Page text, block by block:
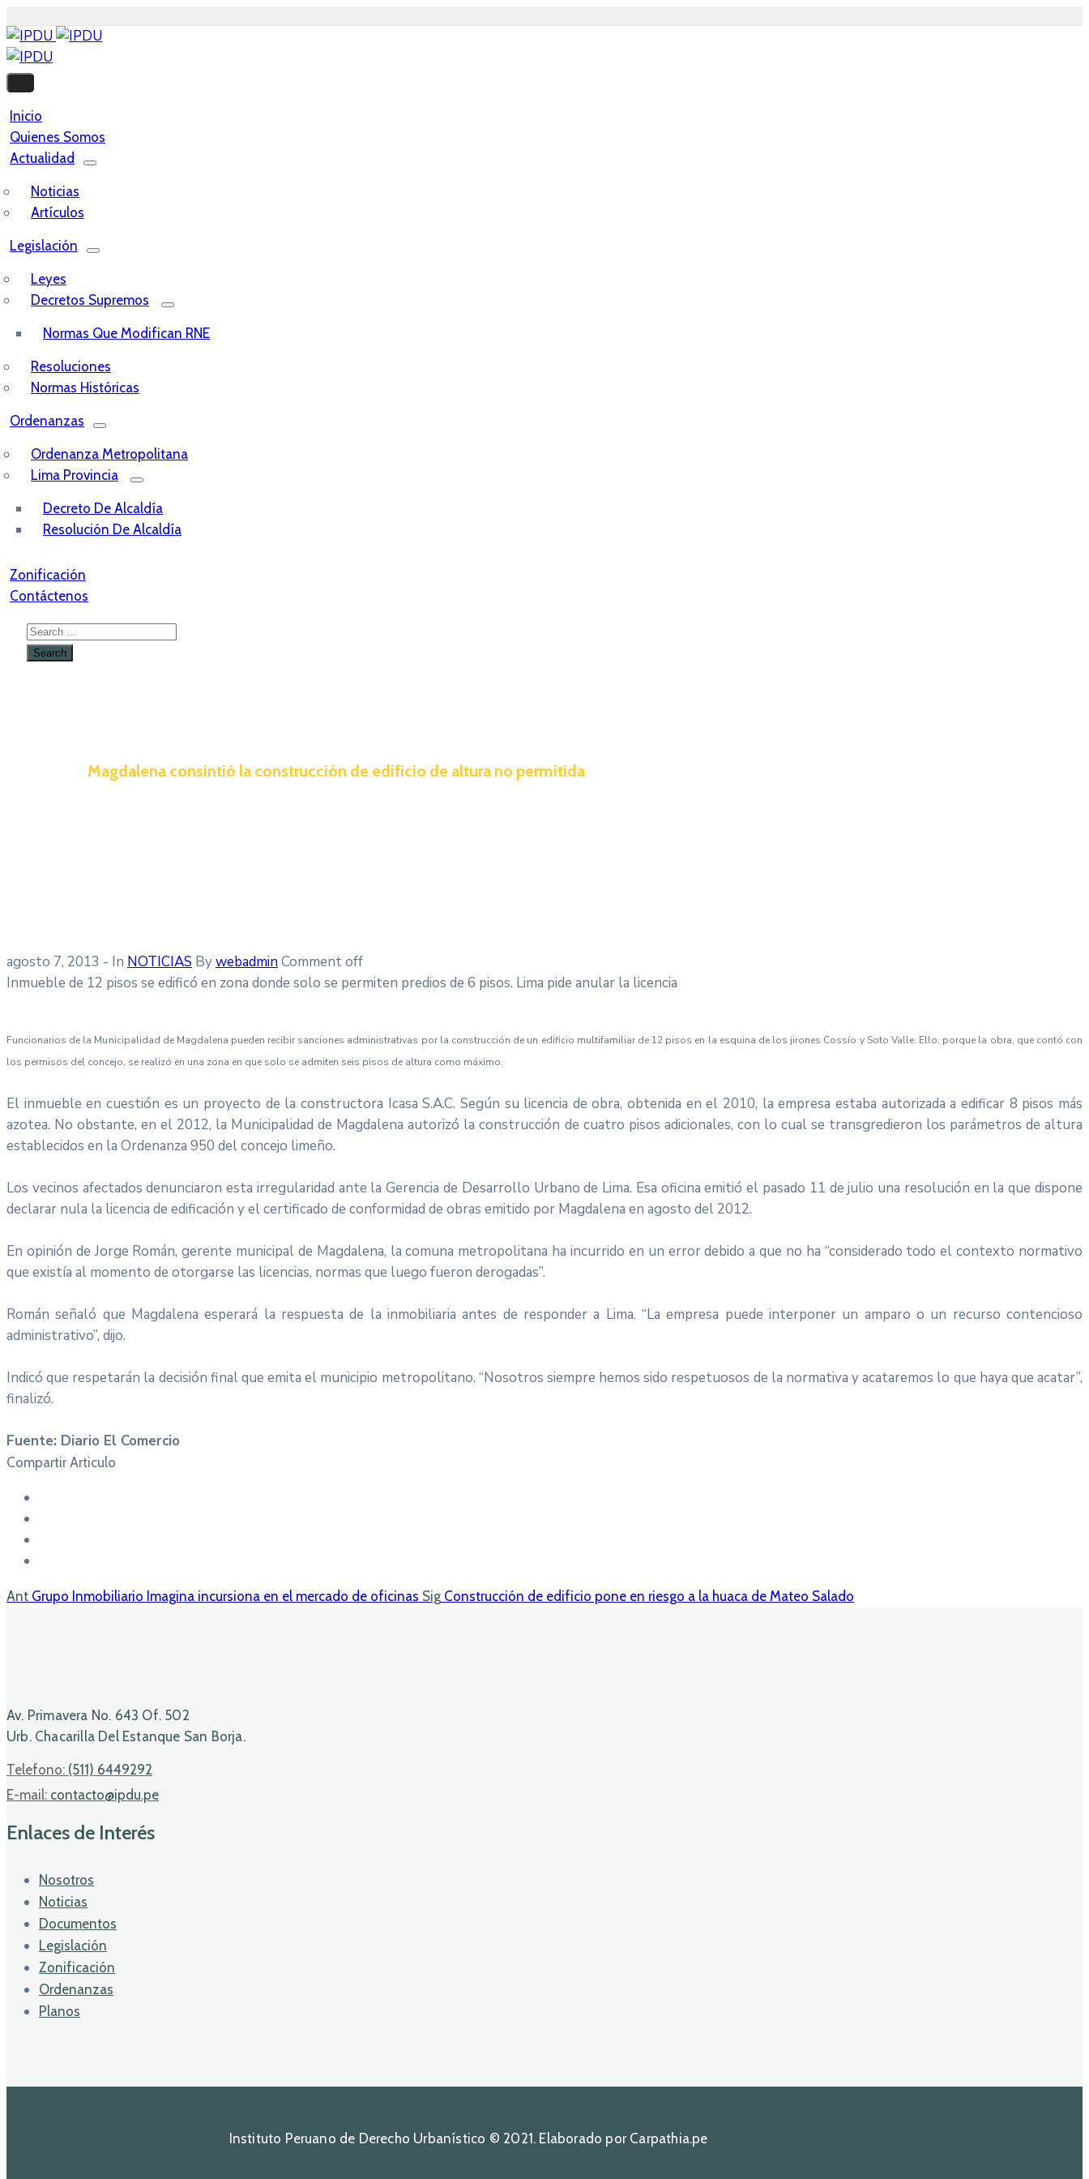
Inicio
Quienes Somos
Actualidad
Noticias
Artículos
Legislación
Leyes
Decretos Supremos
Normas Que Modifican RNE
Resoluciones
Normas Históricas
Ordenanzas
Ordenanza Metropolitana
Lima Provincia
Decreto De Alcaldía
Resolución De Alcaldía
Zonificación
Contáctenos
Magdalena consintió la construcción de edificio de altura no permitida
agosto 7, 2013 - In NOTICIAS BywebadminComment off
Inmueble de 12 pisos se edificó en zona donde solo se permiten predios de 6 pisos. Lima pide anular la licencia
Funcionarios de la Municipalidad de Magdalena pueden recibir sanciones administrativas por la construcción de un edificio multifamiliar de 12 pisos en la esquina de los jirones Cossío y Soto Valle. Ello, porque la obra, que contó con
los permisos del concejo, se realizó en una zona en que solo se admiten seis pisos de altura como máximo.
El inmueble en cuestión es un proyecto de la constructora Icasa S.A.C. Según su licencia de obra, obtenida en el 2010, la empresa estaba autorizada a edificar 8 pisos más
azotea. No obstante, en el 2012, la Municipalidad de Magdalena autorizó la construcción de cuatro pisos adicionales, con lo cual se transgredieron los parámetros de altura
establecidos en la Ordenanza 950 del concejo limeño.
Los vecinos afectados denunciaron esta irregularidad ante la Gerencia de Desarrollo Urbano de Lima. Esa oficina emitió el pasado 11 de julio una resolución en la que dispone
declarar nula la licencia de edificación y el certificado de conformidad de obras emitido por Magdalena en agosto del 2012.
En opinión de Jorge Román, gerente municipal de Magdalena, la comuna metropolitana ha incurrido en un error debido a que no ha “considerado todo el contexto normativo
que existía al momento de otorgarse las licencias, normas que luego fueron derogadas”.
Román señaló que Magdalena esperará la respuesta de la inmobiliaria antes de responder a Lima. “La empresa puede interponer un amparo o un recurso contencioso
administrativo”, dijo.
Indicó que respetarán la decisión final que emita el municipio metropolitano. “Nosotros siempre hemos sido respetuosos de la normativa y acataremos lo que haya que acatar”,
finalizó.
Fuente: Diario El Comercio
Compartir Articulo
Ant Grupo Inmobiliario Imagina incursiona en el mercado de oficinas Sig Construcción de edificio pone en riesgo a la huaca de Mateo Salado
Av. Primavera No. 643 Of. 502
Urb. Chacarilla Del Estanque San Borja.
Telefono: (511) 6449292
E-mail: contacto@ipdu.pe
Enlaces de Interés
Nosotros
Noticias
Documentos
Legislación
Zonificación
Ordenanzas
Planos
Instituto Peruano de Derecho Urbanístico © 2021. Elaborado por Carpathia.pe